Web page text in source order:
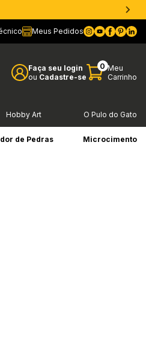
Meus Pedidos
Faça seu login
ou Cadastre-se
0 Meu
Carrinho
Hobby Art O Pulo do Gato
de Pedras Microcimento